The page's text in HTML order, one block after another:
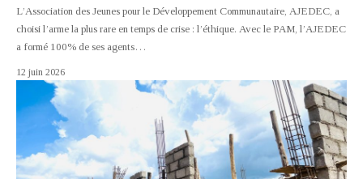
L’Association des Jeunes pour le Développement Communautaire, AJEDEC, a
choisi l’arme la plus rare en temps de crise : l’éthique. Avec le PAM, l’AJEDEC
a formé 100% de ses agents…
12 juin 2026